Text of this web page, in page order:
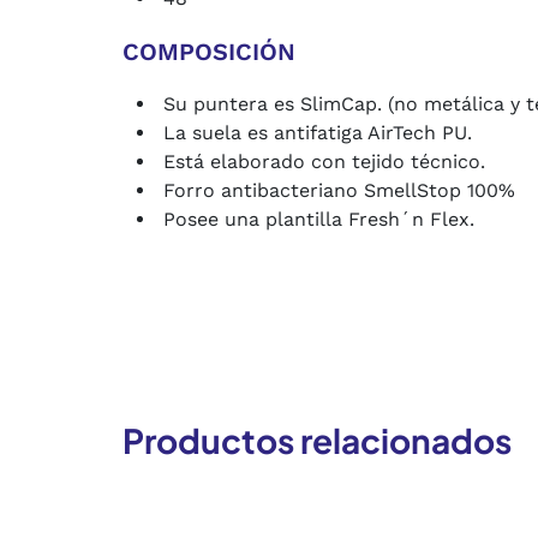
COMPOSICIÓN
Su puntera es SlimCap. (no metálica y
La suela es antifatiga AirTech PU.
Está elaborado con tejido técnico.
Forro antibacteriano SmellStop 100%
Posee una plantilla Fresh´n Flex.
Productos relacionados